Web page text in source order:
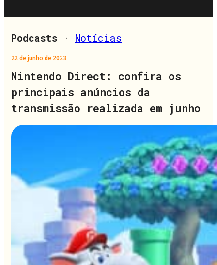
Podcasts · Notícias
22 de junho de 2023
Nintendo Direct: confira os
principais anúncios da
transmissão realizada em junho